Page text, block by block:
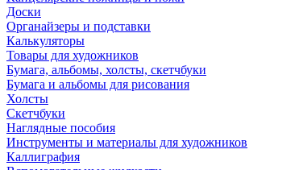
Доски
Органайзеры и подставки
Калькуляторы
Товары для художников
Бумага, альбомы, холсты, скетчбуки
Бумага и альбомы для рисования
Холсты
Скетчбуки
Наглядные пособия
Инструменты и материалы для художников
Каллиграфия